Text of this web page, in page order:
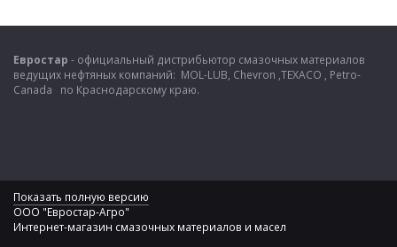
Евростар - официальный дистрибьютор смазочных материалов
ведущих нефтяных компаний: MOL-LUB, Chevron ,TEXACO , Petro-
Canada по Краснодарскому краю.
Показать полную версию
ООО "Евростар-Агро"
Интернет-магазин смазочных материалов и масел